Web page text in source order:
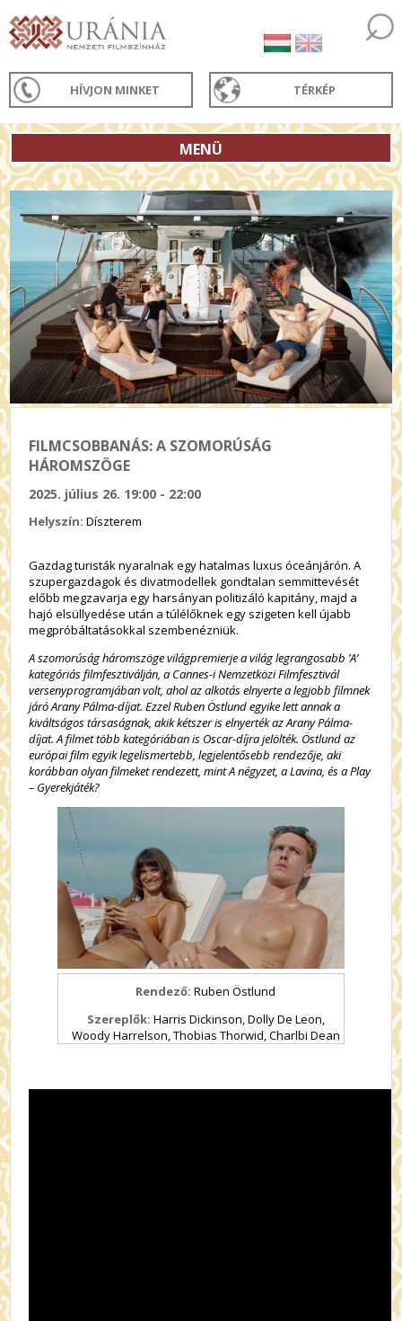
HÍVJON MINKET TÉRKÉP
MENÜ
FILMCSOBBANÁS: A SZOMORÚSÁG
HÁROMSZÖGE
2025. július 26. 19:00 - 22:00
Helyszín:Díszterem
Gazdag turisták nyaralnak egy hatalmas luxus óceánjárón. A
szupergazdagok és divatmodellek gondtalan semmittevését
előbb megzavarja egy harsányan politizáló kapitány, majd a
hajó elsüllyedése után a túlélőknek egy szigeten kell újabb
megpróbáltatásokkal szembenézniük.
A szomorúság háromszöge világpremierje a világ legrangosabb ’A’
kategóriás filmfesztiválján, a Cannes-i Nemzetközi Filmfesztivál
versenyprogramjában volt, ahol az alkotás elnyerte a legjobb filmnek
járó Arany Pálma-díjat. Ezzel Ruben Östlund egyike lett annak a
kiváltságos társaságnak, akik kétszer is elnyerték az Arany Pálma-
díjat. A filmet több kategóriában is Oscar-díjra jelölték. Östlund az
európai film egyik legelismertebb, legjelentősebb rendezője, aki
korábban olyan filmeket rendezett, mint A négyzet, a Lavina, és a Play
– Gyerekjáték?
Rendező: Ruben Östlund
Szereplők: Harris Dickinson, Dolly De Leon,
Woody Harrelson, Thobias Thorwid, Charlbi Dean